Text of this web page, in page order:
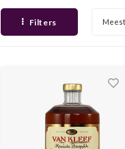
Filters